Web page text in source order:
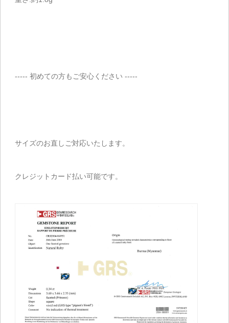
----- 初めての方もご安心ください -----
サイズのお直しご対応いたします。
クレジットカード払い可能です。